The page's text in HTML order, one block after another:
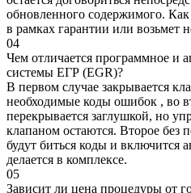
обновленного содержимого.
в рамках гарантии или возьмет
04
Чем отличается программное и
системы ЕГР (EGR)?
В первом случае закрывается
необходимые коды ошибок , во
перекрывается заглушкой, но
клапаном остаются. Второе без
будут биться коды и
делается в комплексе.
05
Зависит ли цена процедуры от